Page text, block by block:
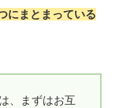
にまとまっている
、まずはお互